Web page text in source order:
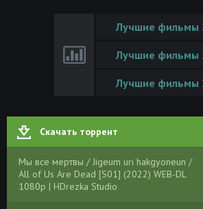
Лучшие фильмы
Лучшие фильмы
Лучшие фильмы
Скачать торрент
Мы все мертвы / Jigeum uri hakgyoneun /
All of Us Are Dead [S01] (2022) WEB-DL
1080p | HDrezka Studio